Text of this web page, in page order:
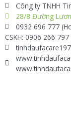
Công ty TNHH
28/8 Đường
0932 696 777
CSKH: 0906 266 797